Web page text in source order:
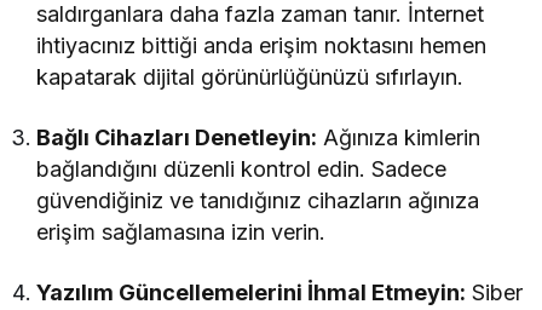
saldırganlara daha fazla zaman tanır. İnternet
ihtiyacınız bittiği anda erişim noktasını hemen
kapatarak dijital görünürlüğünüzü sıfırlayın.
Bağlı Cihazları Denetleyin: Ağınıza kimlerin
bağlandığını düzenli kontrol edin. Sadece
güvendiğiniz ve tanıdığınız cihazların ağınıza
erişim sağlamasına izin verin.
Yazılım Güncellemelerini İhmal Etmeyin: Siber